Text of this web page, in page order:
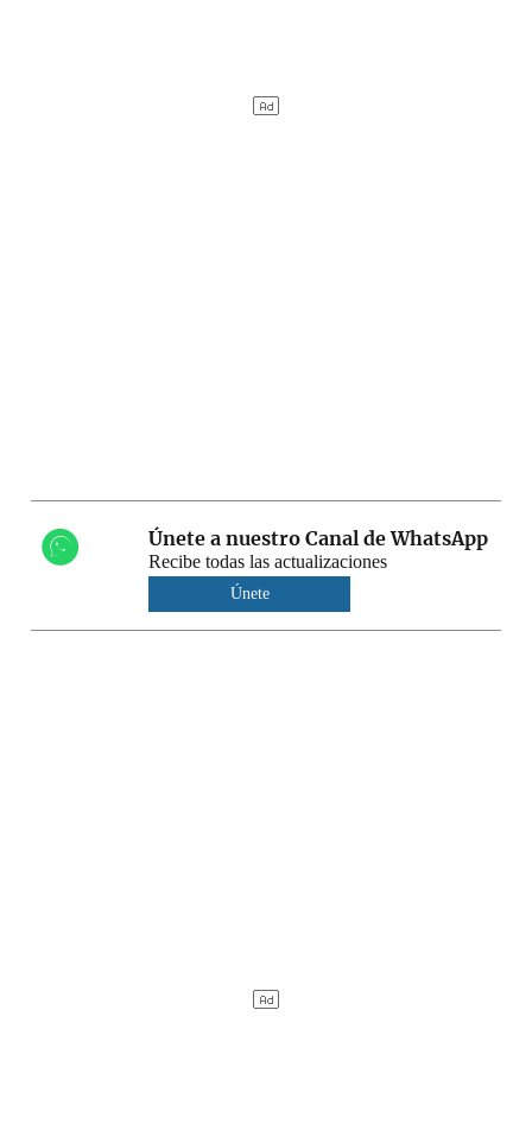
Únete a nuestro Canal de WhatsApp
Recibe todas las actualizaciones
Únete